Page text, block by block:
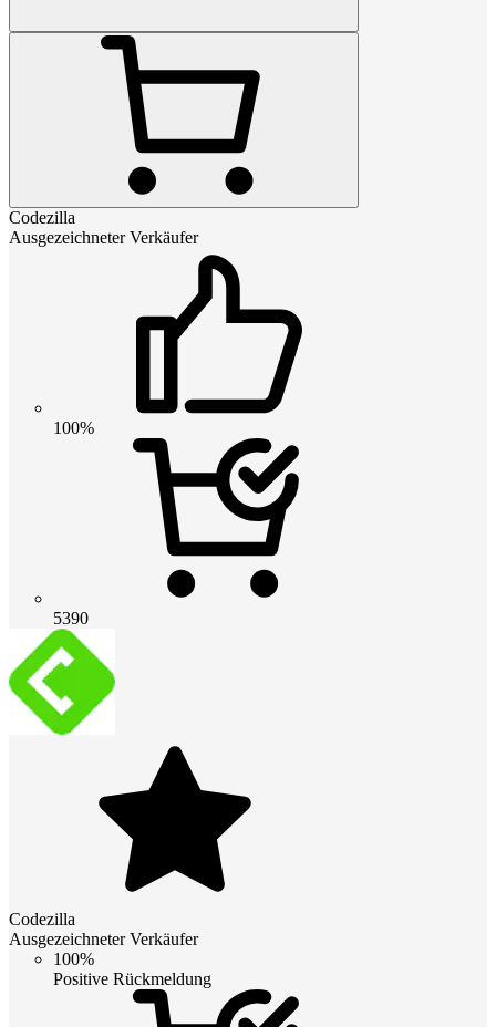
Codezilla
Ausgezeichneter Verkäufer
100%
5390
Codezilla
Ausgezeichneter Verkäufer
100%
Positive Rückmeldung